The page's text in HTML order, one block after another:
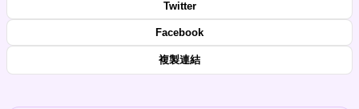
Twitter
Facebook
複製連結